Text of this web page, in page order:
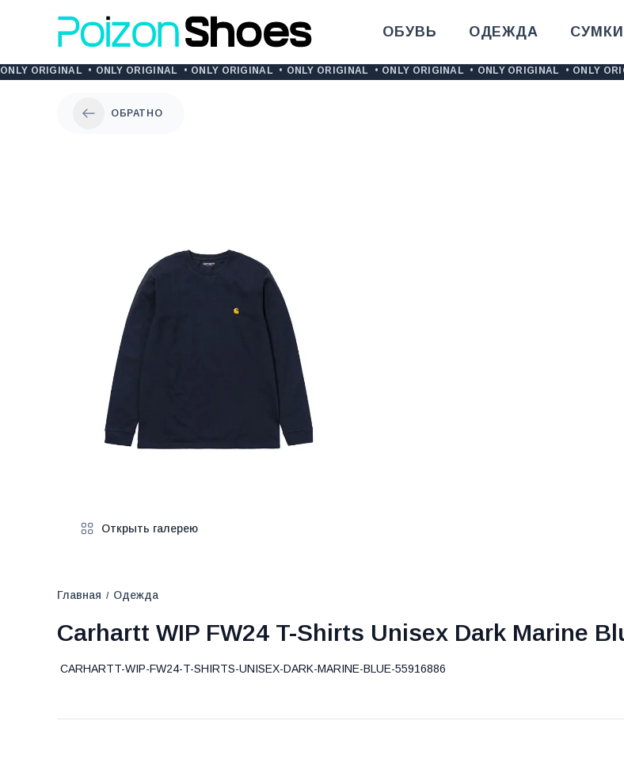
ОБУВЬ ОДЕЖДА СУМКИ
ONLY ORIGINAL • ONLY ORIGINAL • ONLY ORIGINAL • ONLY ORIGINAL • ONLY ORIGINAL • ONLY ORIGINAL • ONLY
ОБРАТНО
Открыть галерею
Главная / Одежда
Carhartt WIP FW24 T-Shirts Unisex Dark Marine
CARHARTT-WIP-FW24-T-SHIRTS-UNISEX-DARK-MARINE-BLUE-55916886